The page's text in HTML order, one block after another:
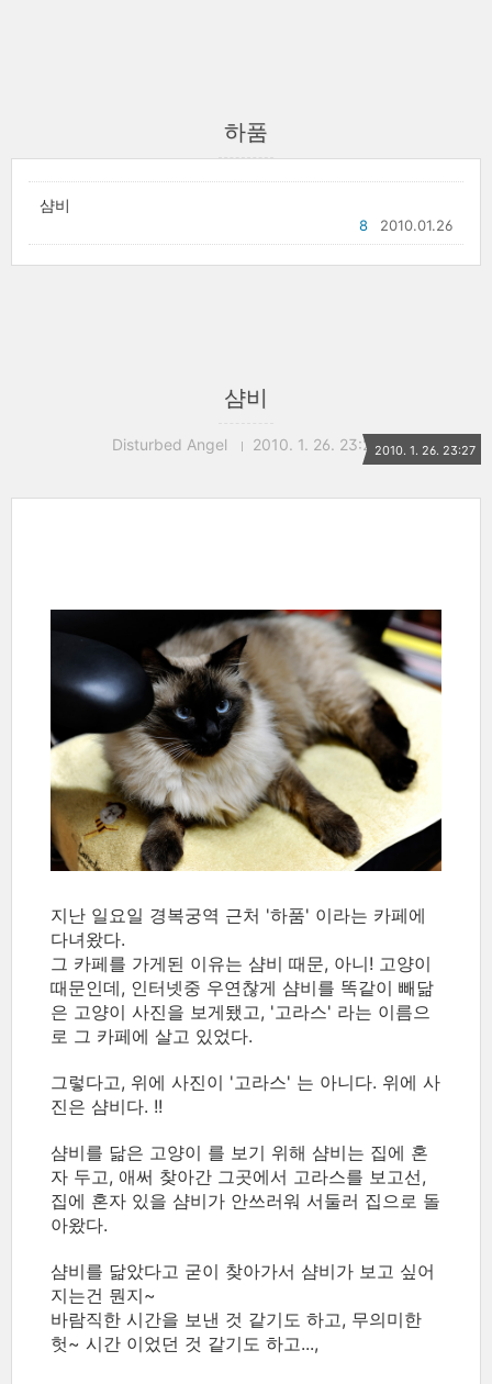
하품
샴비
2010.01.26
8
샴비
Disturbed Angel 2010. 1. 26. 23:272010. 1. 26. 23:27
지난 일요일 경복궁역 근처 '하품' 이라는 카페에
다녀왔다.
그 카페를 가게된 이유는 샴비 때문, 아니! 고양이
때문인데, 인터넷중 우연찮게 샴비를 똑같이 빼닮
은 고양이 사진을 보게됐고, '고라스' 라는 이름으
로 그 카페에 살고 있었다.
그렇다고, 위에 사진이 '고라스' 는 아니다. 위에 사
진은 샴비다. !!
샴비를 닮은 고양이 를 보기 위해 샴비는 집에 혼
자 두고, 애써 찾아간 그곳에서 고라스를 보고선,
집에 혼자 있을 샴비가 안쓰러워 서둘러 집으로 돌
아왔다.
샴비를 닮았다고 굳이 찾아가서 샴비가 보고 싶어
지는건 뭔지~
바람직한 시간을 보낸 것 같기도 하고, 무의미한
헛~ 시간 이었던 것 같기도 하고...,